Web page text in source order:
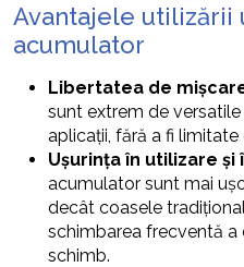
Avantajele utilizării
acumulator
Libertatea de
sunt extrem de
aplicații, fără a fi
Ușurința în utilizare
acumulator sunt mai
decât coasele
schimbarea frecventă a
schimb.